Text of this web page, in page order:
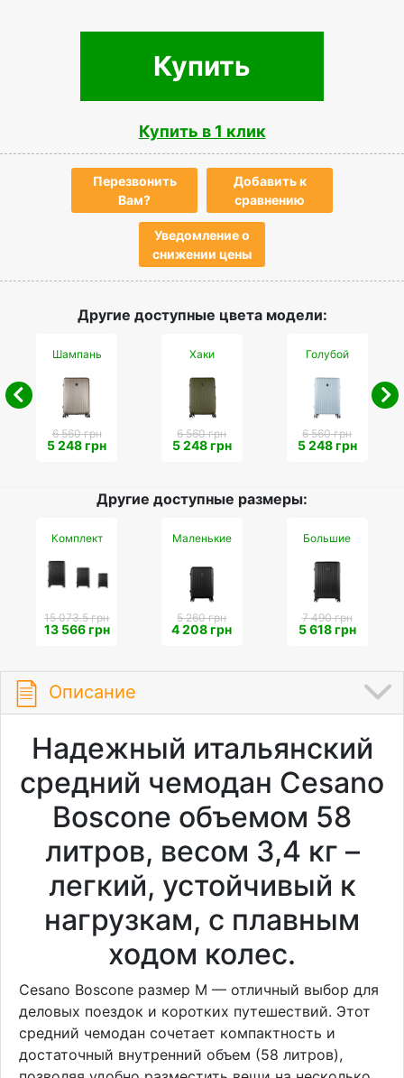
Купить
Купить в 1 клик
Перезвонить
Вам?
Добавить к
сравнению
Уведомление о
снижении цены
Другие доступные цвета модели:
Шампань
6 560 грн
5 248 грн
Хаки
6 560 грн
5 248 грн
Голубой
6 560 грн
5 248 грн
Другие доступные размеры:
Комплект
15 073.5 грн
13 566 грн
Маленькие
5 260 грн
4 208 грн
Большие
7 490 грн
5 618 грн
Описание
Надежный итальянский
средний чемодан Cesano
Boscone объемом 58
литров, весом 3,4 кг –
легкий, устойчивый к
нагрузкам, с плавным
ходом колес.
Cesano Boscone размер M — отличный выбор для
деловых поездок и коротких путешествий. Этот
средний чемодан сочетает компактность и
достаточный внутренний объем (58 литров),